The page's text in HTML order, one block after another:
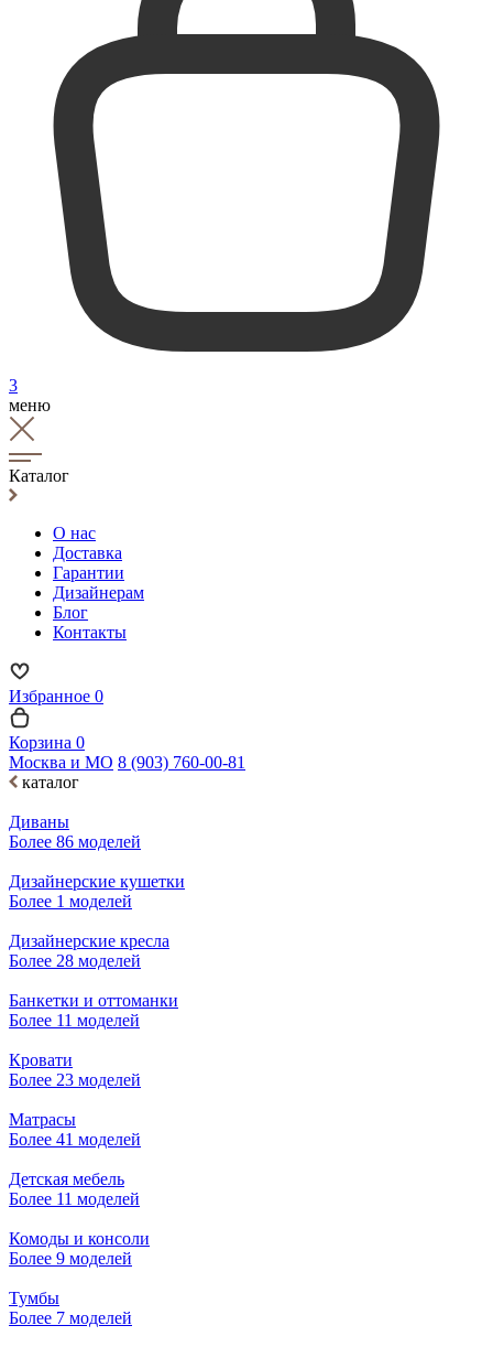
3
меню
Каталог
О нас
Доставка
Гарантии
Дизайнерам
Блог
Контакты
Избранное 0
Корзина 0
Москва и МО 8 (903) 760-00-81
каталог
Диваны
Более 86 моделей
Дизайнерские кушетки
Более 1 моделей
Дизайнерские кресла
Более 28 моделей
Банкетки и оттоманки
Более 11 моделей
Кровати
Более 23 моделей
Матрасы
Более 41 моделей
Детская мебель
Более 11 моделей
Комоды и консоли
Более 9 моделей
Тумбы
Более 7 моделей